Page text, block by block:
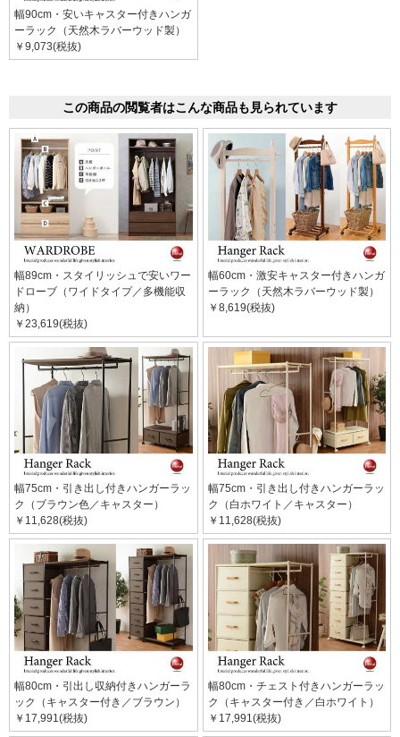
幅90cm・安いキャスター付きハンガ
ーラック（天然木ラバーウッド製）
￥9,073(税抜)
この商品の閲覧者はこんな商品も見られています
幅89cm・スタイリッシュで安いワー
ドローブ（ワイドタイプ／多機能収
納）
￥23,619(税抜)
幅60cm・激安キャスター付きハンガ
ーラック（天然木ラバーウッド製）
￥8,619(税抜)
幅75cm・引き出し付きハンガーラッ
ク（ブラウン色／キャスター）
￥11,628(税抜)
幅75cm・引き出し付きハンガーラッ
ク（白ホワイト／キャスター）
￥11,628(税抜)
幅80cm・引出し収納付きハンガーラ
ック（キャスター付き／ブラウン）
￥17,991(税抜)
幅80cm・チェスト付きハンガーラッ
ク（キャスター付き／白ホワイト）
￥17,991(税抜)